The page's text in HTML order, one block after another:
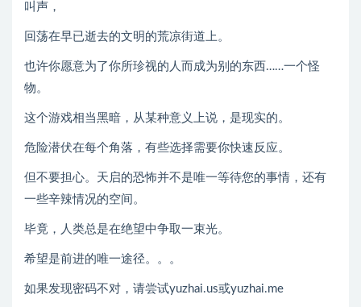
叫声，
回荡在早已逝去的文明的荒凉街道上。
也许你愿意为了你所珍视的人而成为别的东西……一个怪
物。
这个游戏相当黑暗，从某种意义上说，是现实的。
危险潜伏在每个角落，有些选择需要你快速反应。
但不要担心。天启的恐怖并不是唯一等待您的事情，还有
一些辛辣情况的空间。
毕竟，人类总是在绝望中争取一束光。
希望是前进的唯一途径。。。
如果发现密码不对，请尝试yuzhai.us或yuzhai.me